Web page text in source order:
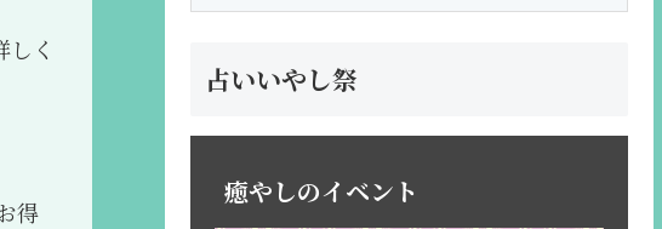
く
得
占いいやし祭
癒やしのイベント